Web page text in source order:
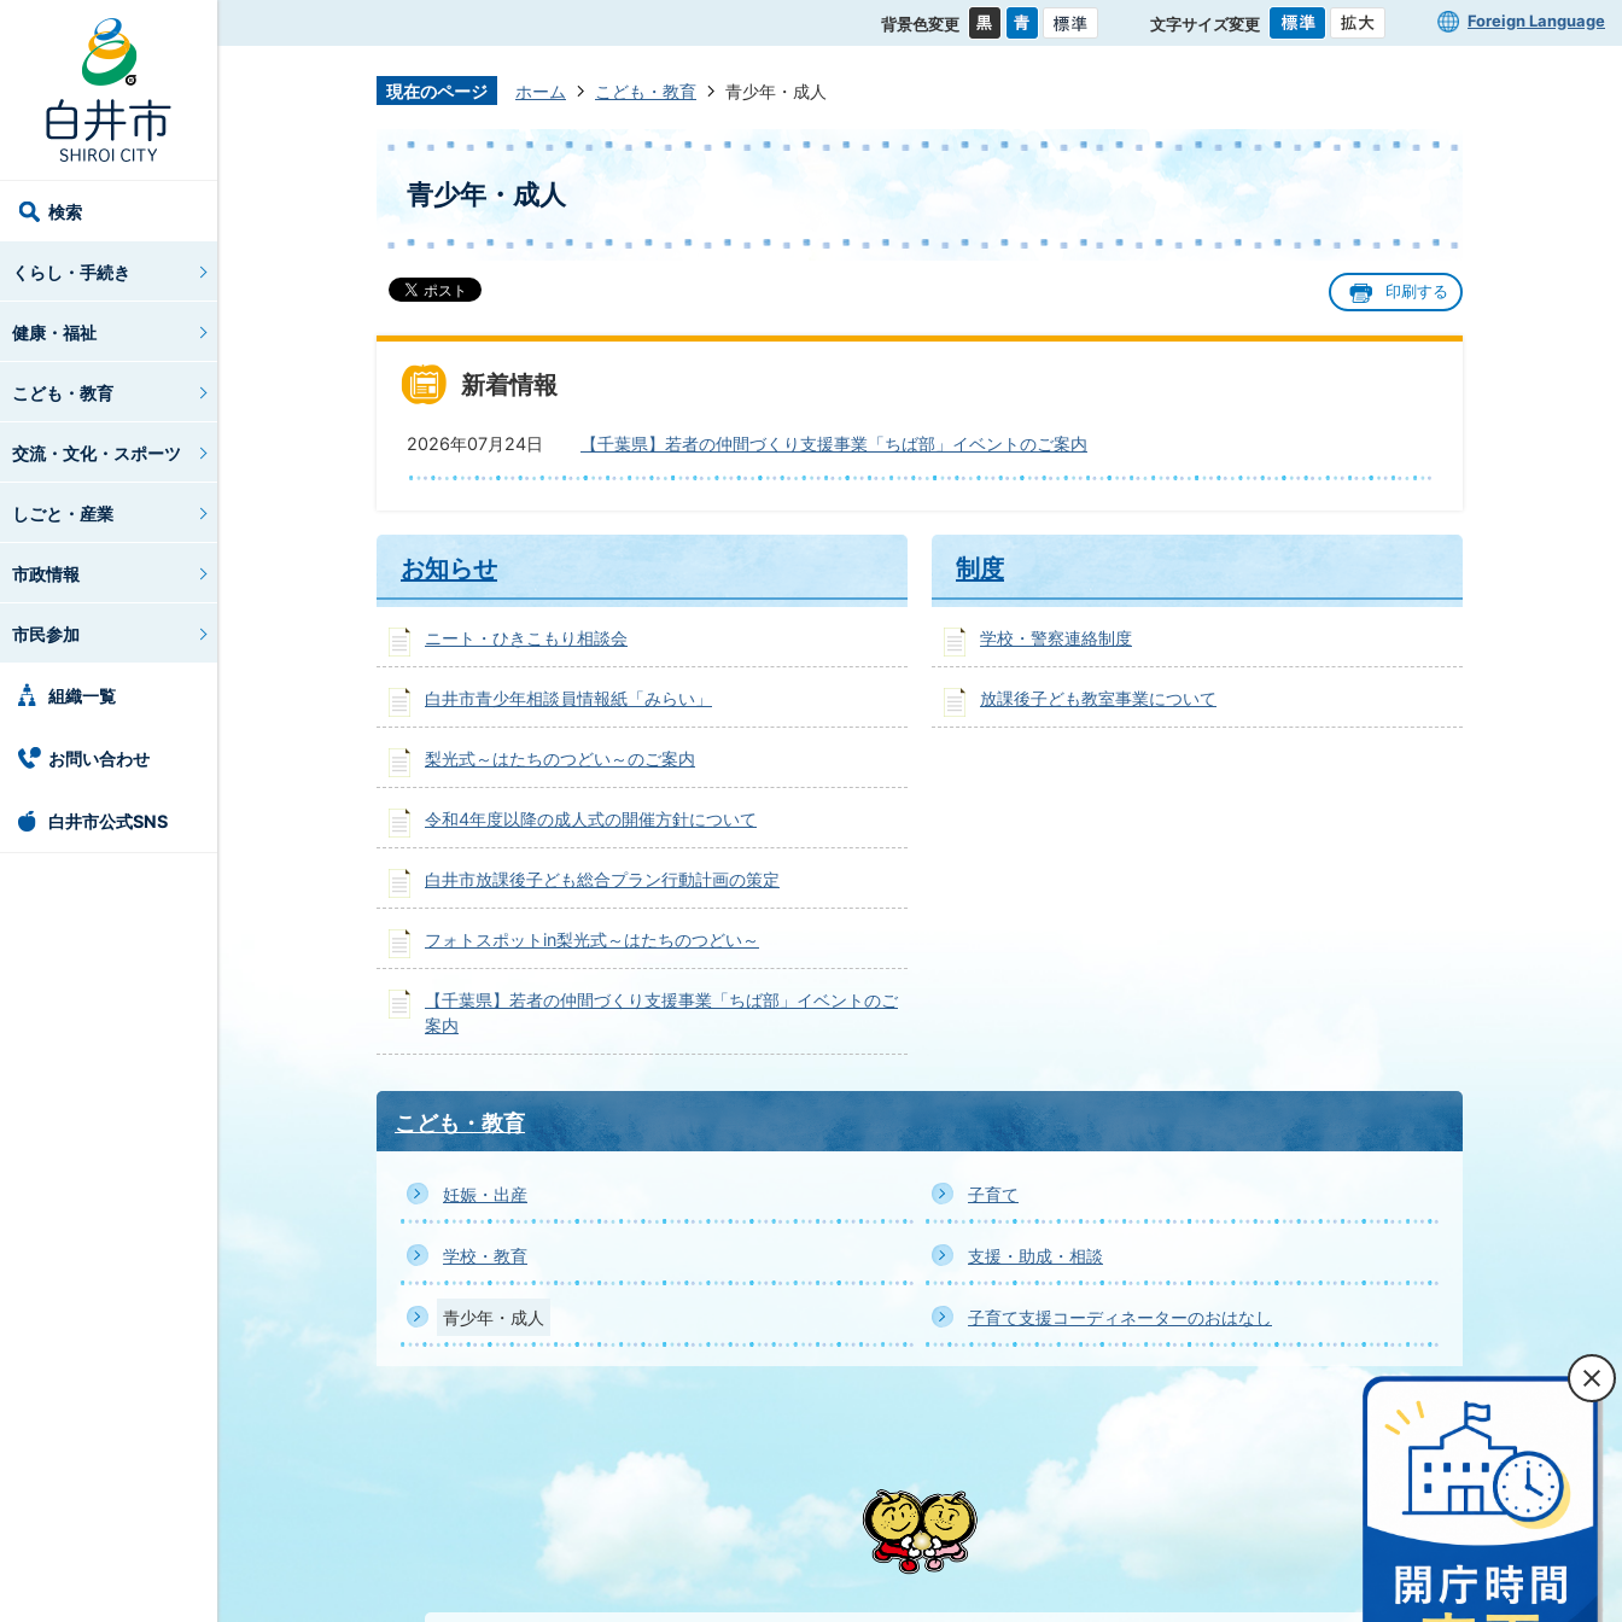
検索
くらし・手続き
健康・福祉
こども・教育
交流・文化・スポーツ
しごと・産業
市政情報
市民参加
組織一覧
お問い合わせ
白井市公式SNS
背景色変更 文字サイズ変更 Foreign Language
現在のページ ホーム こども・教育 青少年・成人
青少年・成人
印刷する
新着情報
2026年07月24日 【千葉県】若者の仲間づくり支援事業「ちば部」イベントのご案内
お知らせ
ニート・ひきこもり相談会
白井市青少年相談員情報紙「みらい」
梨光式～はたちのつどい～のご案内
令和4年度以降の成人式の開催方針について
白井市放課後子ども総合プラン行動計画の策定
フォトスポットin梨光式～はたちのつどい～
【千葉県】若者の仲間づくり支援事業「ちば部」イベントのご
案内
制度
学校・警察連絡制度
放課後子ども教室事業について
こども・教育
妊娠・出産 子育て
学校・教育 支援・助成・相談
青少年・成人 子育て支援コーディネーターのおはなし